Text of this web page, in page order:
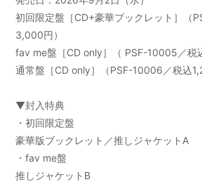
初回限定盤［CD+豪華ブックレット］（
3,000円）
fav me盤［CD only］（ PSF-10005／税
通常盤［CD only］（PSF-10006／税込
▼封入特典
・初回限定盤
豪華版ブックレット／推しジャケットA
・fav me盤
推しジャケットB